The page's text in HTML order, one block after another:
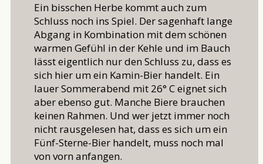
Ein bisschen Herbe kommt auch zum
Schluss noch ins Spiel. Der sagenhaft lange
Abgang in Kombination mit dem schönen
warmen Gefühl in der Kehle und im Bauch
lässt eigentlich nur den Schluss zu, dass es
sich hier um ein Kamin-Bier handelt. Ein
lauer Sommerabend mit 26° C eignet sich
aber ebenso gut. Manche Biere brauchen
keinen Rahmen. Und wer jetzt immer noch
nicht rausgelesen hat, dass es sich um ein
Fünf-Sterne-Bier handelt, muss noch mal
von vorn anfangen.